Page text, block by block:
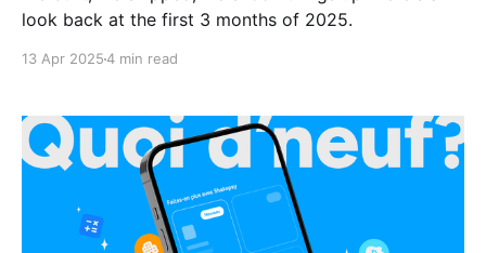
look back at the first 3 months of 2025.
13 Apr 20254 min read